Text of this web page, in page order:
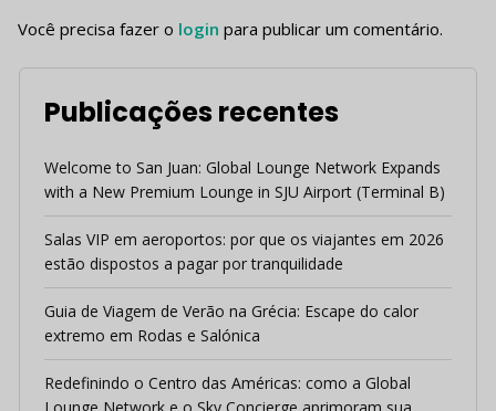
Você precisa fazer o login para publicar um comentário.
Publicações recentes
Welcome to San Juan: Global Lounge Network Expands
with a New Premium Lounge in SJU Airport (Terminal B)
Salas VIP em aeroportos: por que os viajantes em 2026
estão dispostos a pagar por tranquilidade
Guia de Viagem de Verão na Grécia: Escape do calor
extremo em Rodas e Salónica
Redefinindo o Centro das Américas: como a Global